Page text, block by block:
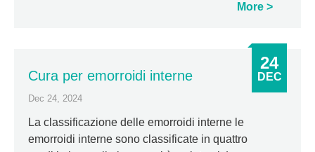
More
Cura per emorroidi interne
Dec 24, 2024
La classificazione delle emorroidi interne le
emorroidi interne sono classificate in quattro
24
DEC